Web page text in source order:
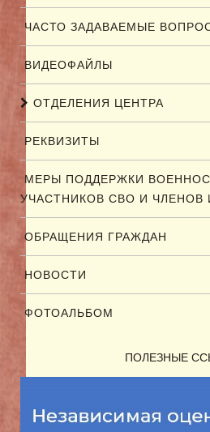
ЧАСТО ЗАДАВАЕМЫЕ
ВИДЕОФАЙЛЫ
ОТДЕЛЕНИЯ ЦЕНТРА
РЕКВИЗИТЫ
МЕРЫ ПОДДЕРЖКИ
УЧАСТНИКОВ СВО И ЧЛЕНОВ
ОБРАЩЕНИЯ ГРАЖДАН
НОВОСТИ
ФОТОАЛЬБОМ
ПОЛЕЗНЫЕ